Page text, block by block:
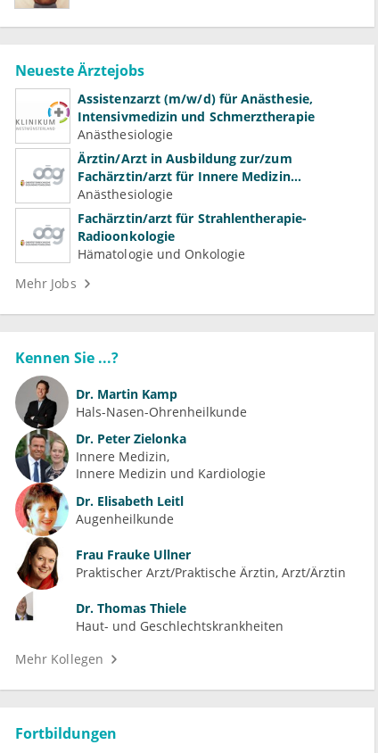
Neueste Ärztejobs
Assistenzarzt (m/w/d) für Anästhesie,
Intensivmedizin und Schmerztherapie
Anästhesiologie
Ärztin/Arzt in Ausbildung zur/zum
Fachärztin/arzt für Innere Medizin
(Kardiologie, Nephrologie, Intensivmedizin)
Anästhesiologie
Fachärztin/arzt für Strahlentherapie-
Radioonkologie
Hämatologie und Onkologie
Mehr Jobs
Kennen Sie ...?
Dr. Martin Kamp
Hals-Nasen-Ohrenheilkunde
Dr. Peter Zielonka
Innere Medizin
Innere Medizin und Kardiologie
Dr. Elisabeth Leitl
Augenheilkunde
Frau Frauke Ullner
Praktischer Arzt/Praktische Ärztin, Arzt/Ärztin
Dr. Thomas Thiele
Haut- und Geschlechtskrankheiten
Mehr Kollegen
Fortbildungen